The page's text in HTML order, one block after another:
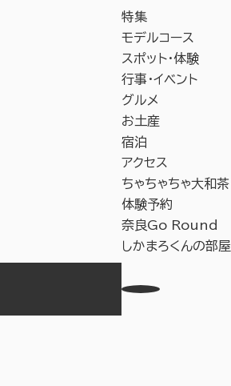
特集
モデルコース
スポット・体験
行事・イベント
グルメ
お土産
宿泊
アクセス
ちゃちゃちゃ大和茶
体験予約
奈良Go Round
しかまろくんの部屋